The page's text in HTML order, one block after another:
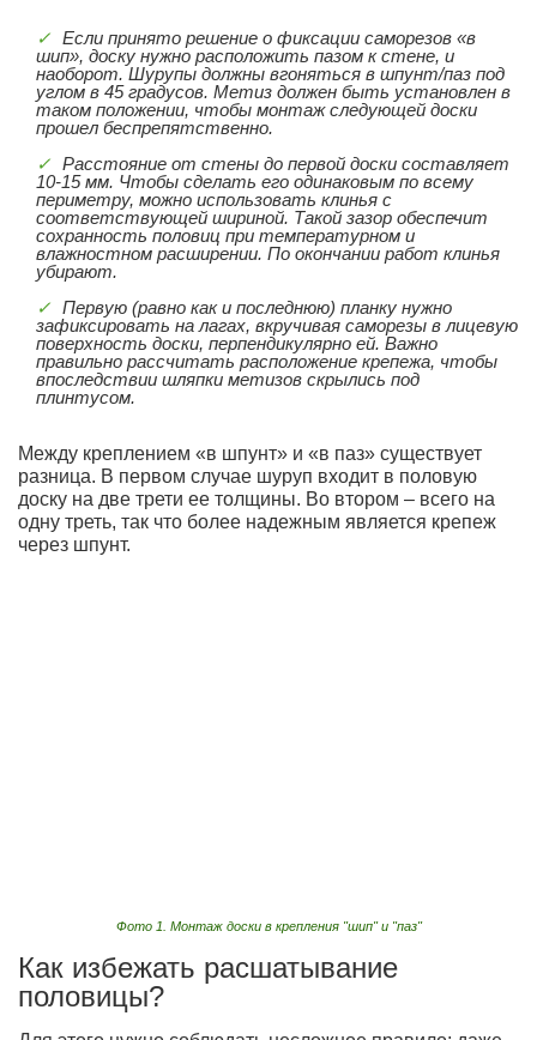
Если принято решение о фиксации саморезов «в
шип», доску нужно расположить пазом к стене, и
наоборот. Шурупы должны вгоняться в шпунт/паз под
углом в 45 градусов. Метиз должен быть установлен в
таком положении, чтобы монтаж следующей доски
прошел беспрепятственно.
Расстояние от стены до первой доски составляет
10-15 мм. Чтобы сделать его одинаковым по всему
периметру, можно использовать клинья с
соответствующей шириной. Такой зазор обеспечит
сохранность половиц при температурном и
влажностном расширении. По окончании работ клинья
убирают.
Первую (равно как и последнюю) планку нужно
зафиксировать на лагах, вкручивая саморезы в лицевую
поверхность доски, перпендикулярно ей. Важно
правильно рассчитать расположение крепежа, чтобы
впоследствии шляпки метизов скрылись под
плинтусом.
Между креплением «в шпунт» и «в паз» существует
разница. В первом случае шуруп входит в половую
доску на две трети ее толщины. Во втором – всего на
одну треть, так что более надежным является крепеж
через шпунт.
Фото 1. Монтаж доски в крепления "шип" и "паз"
Как избежать расшатывание
половицы?